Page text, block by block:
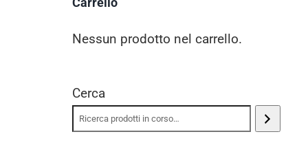
Nessun prodotto nel carrello.
Cerca